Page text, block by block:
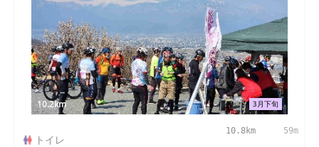
3月下旬
10.2km
トイレ
10.8km 59m